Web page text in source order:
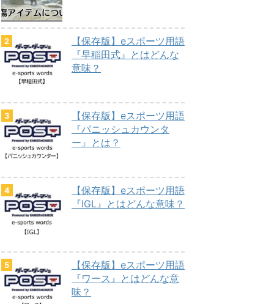
【保存版】eスポーツ用語
『早稲田式』とはどんな
意味？
【保存版】eスポーツ用語
『パニッシュカウンタ
ー』とは？
【保存版】eスポーツ用語
『IGL』とはどんな意味？
【保存版】eスポーツ用語
『ワース』とはどんな意
味？